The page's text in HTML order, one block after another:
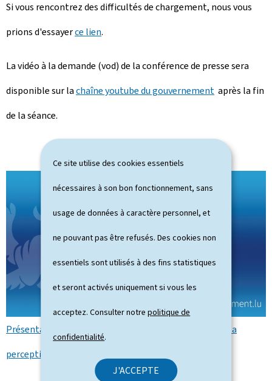
Ce site utilise des cookies essentiels
nécessaires à son bon fonctionnement, sans
usage de données à caractère personnel, et
ne pouvant pas être refusés. Des cookies non
essentiels sont utilisés à des fins statistiques
et seront activés uniquement si vous les
acceptez. Consulter notrepolitique de
confidentialité.
J'ACCEPTE
Si vous rencontrez des difficultés de chargement, nous vous
prions d'essayerce lien.
La vidéo à la demande (vod) de la conférence de presse sera
disponible sur lachaîne youtube du gouvernement après la fin
de la séance.
Présentation des résultats de l’enquête nationale sur la
perception des risques et menaces (Vidéo YouTube)